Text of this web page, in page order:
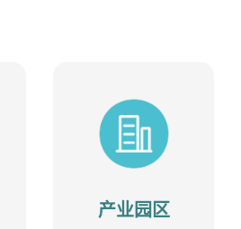
产业园区